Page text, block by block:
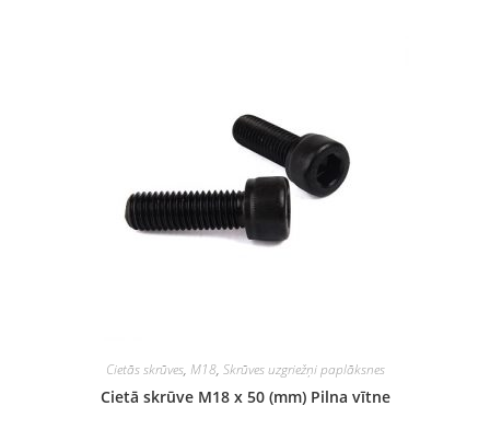
Cietās skrūves, M18, Skrūves uzgriežņi paplāksnes
Cietā skrūve M18 x 50 (mm) Pilna vītne